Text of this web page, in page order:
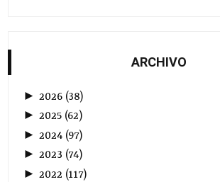
ARCHIVO
► 2026 (38)
►2025 (62)
► 2024 (97)
►2023 (74)
► 2022 (117)